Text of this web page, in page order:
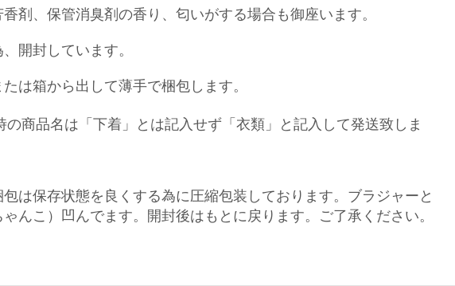
剤、保管消臭剤の香り、匂いがする場合も御座います。
開封しています。
は箱から出して薄手で梱包します。
商品名は「下着」とは記入せず「衣類」と記入して発送致しま
は保存状態を良くする為に圧縮包装しております。ブラジャーと
んこ）凹んでます。開封後はもとに戻ります。ご了承ください。